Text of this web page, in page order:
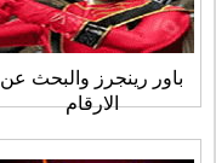
باور رينجرز والبحث عن
الارقام